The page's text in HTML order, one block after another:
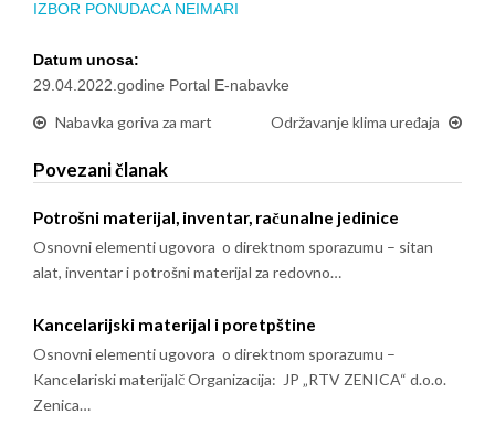
IZBOR PONUDACA NEIMARI
Datum unosa:
29.04.2022.godine Portal E-nabavke
Nabavka goriva za mart Održavanje klima uređaja
Povezani članak
Potrošni materijal, inventar, računalne jedinice
Osnovni elementi ugovora o direktnom sporazumu – sitan
alat, inventar i potrošni materijal za redovno…
Kancelarijski materijal i poretpštine
Osnovni elementi ugovora o direktnom sporazumu –
Kancelariski materijalč Organizacija: JP „RTV ZENICA“ d.o.o.
Zenica…